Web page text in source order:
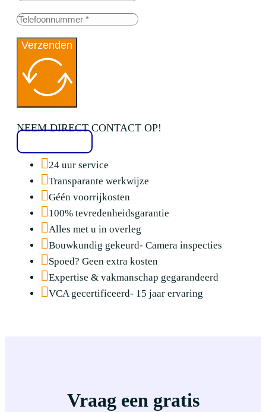
Verzenden
NEEM DIRECT CONTACT OP!
24 uur service
Transparante werkwijze
Géén voorrijkosten
100% tevredenheidsgarantie
Alles met u in overleg
Bouwkundig gekeurd- Camera inspecties
Spoed? Geen extra kosten
Expertise & vakmanschap gegarandeerd
VCA gecertificeerd- 15 jaar ervaring
Vraag een gratis